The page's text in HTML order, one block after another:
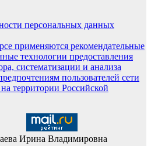
персональных данных
применяются рекомендательные
технологии предоставления
систематизации и анализа
пользователей сети
территории Российской
Ирина Владимировна